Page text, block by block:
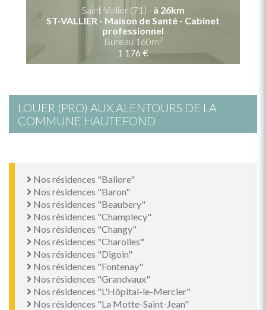
Saint-Vallier (71) - à 26km
ST-VALLIER - Maison de Santé - Cabinet
professionnel
Bureau 160m2
1 176 €
LOUER (PRO) AUX ALENTOURS DE LA
COMMUNE HAUTEFOND
Nos résidences "Ballore"
Nos résidences "Baron"
Nos résidences "Beaubery"
Nos résidences "Champlecy"
Nos résidences "Changy"
Nos résidences "Charolles"
Nos résidences "Digoin"
Nos résidences "Fontenay"
Nos résidences "Grandvaux"
Nos résidences "L'Hôpital-le-Mercier"
Nos résidences "La Motte-Saint-Jean"